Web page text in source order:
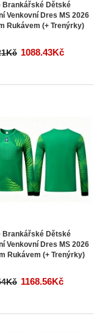
Brankářské Dětské
Venkovní Dres MS 2026
Rukávem (+ Trenýrky)
1088.43Kč
Brankářské Dětské
Venkovní Dres MS 2026
Rukávem (+ Trenýrky)
1168.56Kč